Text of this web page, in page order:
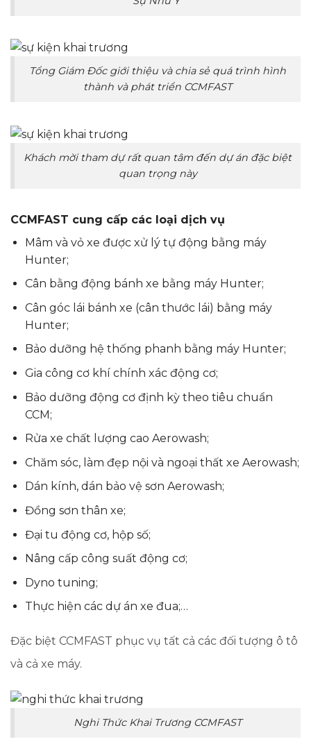
Tổng Giám Đốc giới thiệu và chia sẻ quá trình hình
thành và phát triển CCMFAST
Khách mời tham dự rất quan tâm đến dự án đặc biệt
quan trọng này
CCMFAST cung cấp các loại dịch vụ
Mâm và vỏ xe được xử lý tự động bằng máy
Hunter;
Cân bằng động bánh xe bằng máy Hunter;
Cân góc lái bánh xe (cân thước lái) bằng máy
Hunter;
Bảo dưỡng hệ thống phanh bằng máy Hunter;
Gia công cơ khí chính xác động cơ;
Bảo dưỡng động cơ định kỳ theo tiêu chuẩn
CCM;
Rửa xe chất lượng cao Aerowash;
Chăm sóc, làm đẹp nội và ngoại thất xe Aerowash;
Dán kính, dán bảo vệ sơn Aerowash;
Đồng sơn thân xe;
Đại tu động cơ, hộp số;
Nâng cấp công suất động cơ;
Dyno tuning;
Thực hiện các dự án xe đua;…
Đặc biệt CCMFAST phục vụ tất cả các đối tượng ô tô
và cả xe máy.
Nghi Thức Khai Trương CCMFAST